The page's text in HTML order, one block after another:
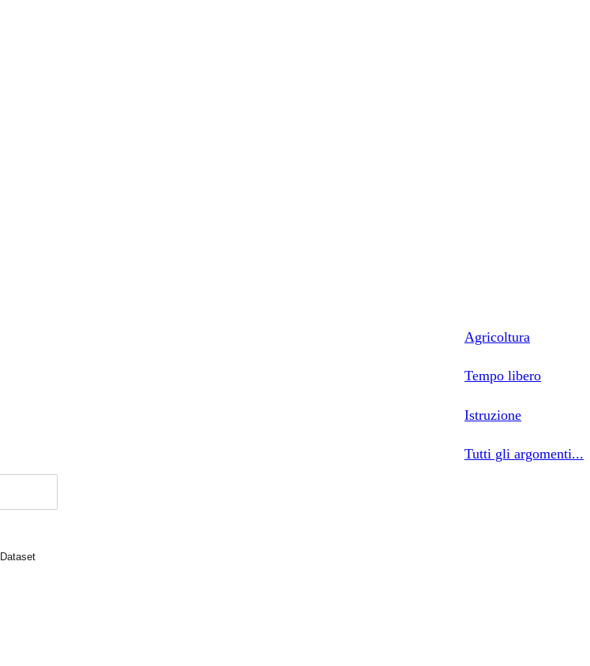
Agricoltura
Tempo libero
Istruzione
Tutti gli argomenti...
Dataset